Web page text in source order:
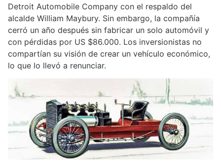
Detroit Automobile Company con el respaldo del
alcalde William Maybury. Sin embargo, la compañía
cerró un año después sin fabricar un solo automóvil y
con pérdidas por US $86.000. Los inversionistas no
compartían su visión de crear un vehículo económico,
lo que lo llevó a renunciar.